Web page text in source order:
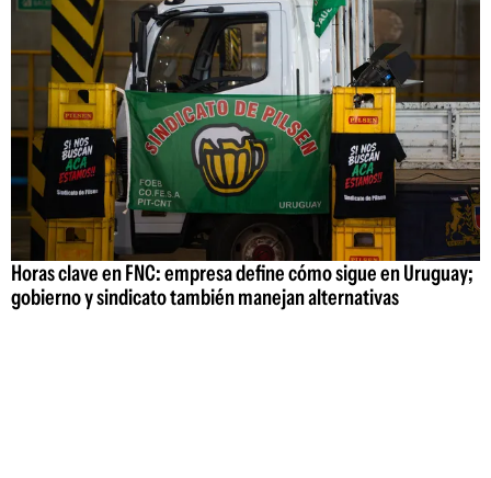
Horas clave en FNC: empresa define cómo sigue en Uruguay;
gobierno y sindicato también manejan alternativas